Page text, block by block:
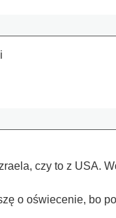
czy to z USA.
o oświecenie, bo